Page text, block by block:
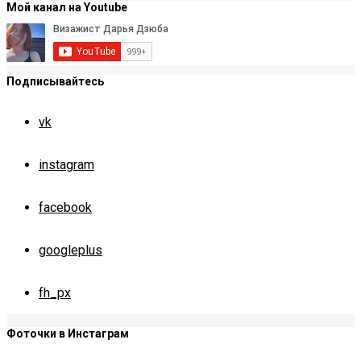
Мой канал на Youtube
Подписывайтесь
vk
instagram
facebook
googleplus
fh_px
Фоточки в Инстаграм